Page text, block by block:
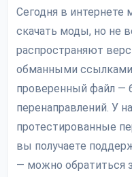
Сегодня в интернете
скачать моды, но не
распространяют
обманными
проверенный файл —
перенаправлений. У
протестированные
вы получаете
— можно обратиться